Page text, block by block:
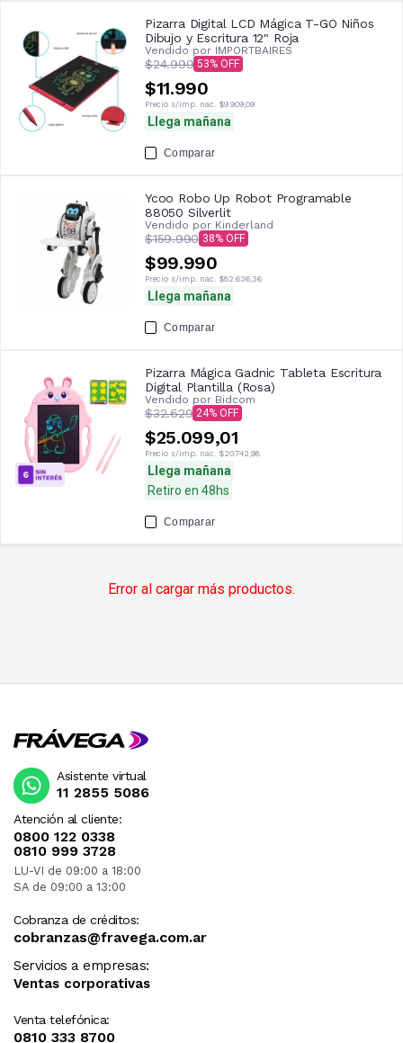
Pizarra Digital LCD Mágica T-GO Niños
Dibujo y Escritura 12" Roja
Vendido por IMPORTBAIRES
$24.999 53
$11.990
Precio s/imp. nac. $9.909,09
Llega mañana
Comparar
Ycoo Robo Up Robot Programable
88050 Silverlit
Vendido por Kinderland
$159.990 38
$99.990
Precio s/imp. nac. $82.636,36
Llega mañana
Comparar
Pizarra Mágica Gadnic Tableta Escritura
Digital Plantilla (Rosa)
Vendido por Bidcom
$32.629 24
$25.099,01
Precio s/imp. nac. $20.742,98
Llega mañana
Retiro en 48hs
Comparar
Error al cargar más productos.
Atención al cliente:
0800 122 0338
0810 999 3728
LU-VI de 09:00 a 18:00
SA de 09:00 a 13:00
Cobranza de créditos:
cobranzas@fravega.com.ar
Servicios a empresas:
Ventas corporativas
Venta telefónica:
0810 333 8700
Asistente virtual
11 2855 5086